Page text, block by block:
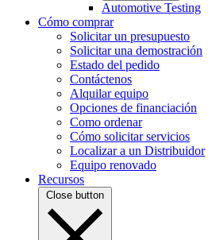
Automotive Testing
Cómo comprar
Solicitar un presupuesto
Solicitar una demostración
Estado del pedido
Contáctenos
Alquilar equipo
Opciones de financiación
Como ordenar
Cómo solicitar servicios
Localizar a un Distribuidor
Equipo renovado
Recursos
Close button